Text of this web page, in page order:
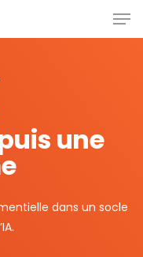
une
dans un socle